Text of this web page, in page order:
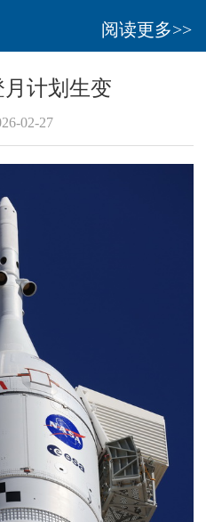
阅读更多>>
计划生变
02-27